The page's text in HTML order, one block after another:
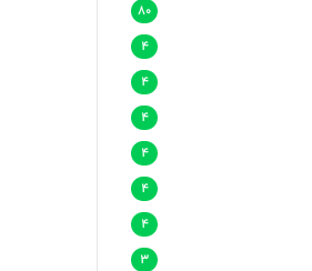
۸۰
۴
۴
۴
۴
۴
۴
۳